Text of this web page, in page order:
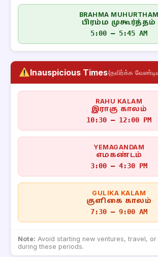
BRAHMA MUHURTHAM
பிரம்ம முகூர்த்தம்
5:00 – 5:45 AM
Inauspicious Times(தவிர்க்க
RAHU KALAM
இராகு காலம்
10:30 – 12:00 PM
YEMAGANDAM
எமகண்டம்
3:00 – 4:30 PM
GULIKA KALAM
குளிகை காலம்
7:30 – 9:00 AM
Note: Avoid starting new ventures, travel,
during these periods.